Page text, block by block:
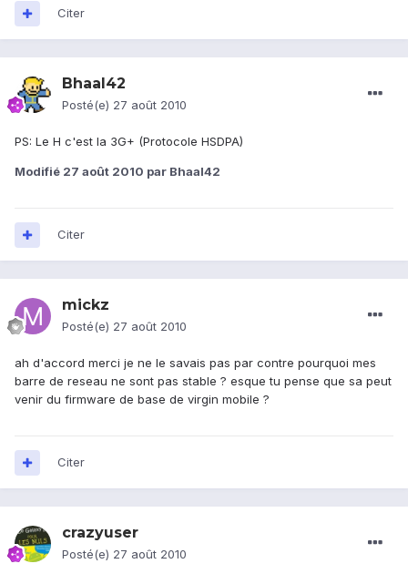
Citer
Bhaal42
Posté(e) 27 août 2010
PS: Le H c'est la 3G+ (Protocole HSDPA)
Modifié 27 août 2010 par Bhaal42
Citer
mickz
Posté(e) 27 août 2010
ah d'accord merci je ne le savais pas par contre pourquoi mes
barre de reseau ne sont pas stable ? esque tu pense que sa peut
venir du firmware de base de virgin mobile ?
Citer
crazyuser
Posté(e) 27 août 2010